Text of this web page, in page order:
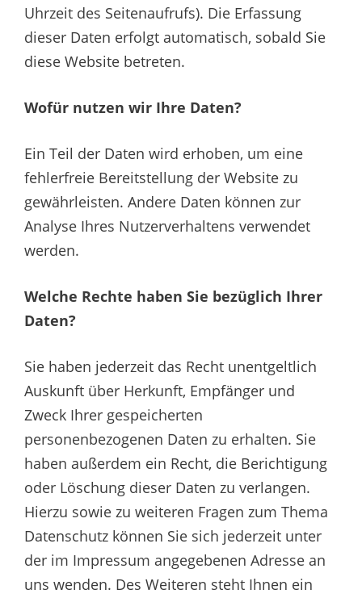
Uhrzeit des Seitenaufrufs). Die Erfassung
dieser Daten erfolgt automatisch, sobald Sie
diese Website betreten.
Wofür nutzen wir Ihre Daten?
Ein Teil der Daten wird erhoben, um eine
fehlerfreie Bereitstellung der Website zu
gewährleisten. Andere Daten können zur
Analyse Ihres Nutzerverhaltens verwendet
werden.
Welche Rechte haben Sie bezüglich Ihrer
Daten?
Sie haben jederzeit das Recht unentgeltlich
Auskunft über Herkunft, Empfänger und
Zweck Ihrer gespeicherten
personenbezogenen Daten zu erhalten. Sie
haben außerdem ein Recht, die Berichtigung
oder Löschung dieser Daten zu verlangen.
Hierzu sowie zu weiteren Fragen zum Thema
Datenschutz können Sie sich jederzeit unter
der im Impressum angegebenen Adresse an
uns wenden. Des Weiteren steht Ihnen ein